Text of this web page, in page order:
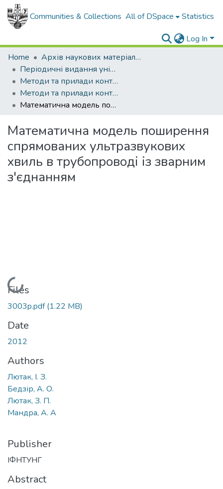
Communities & Collections All of DSpace Statistics
Log In
Home
Архів наукових матеріалів
Періодичні видання університету
Методи та прилади контролю якості
Методи та прилади контролю якості - 2012 - № 28
Математична модель поширення спрямованих ультразвукових хвиль в трубопроводі із зварним з'єднанням
Математична модель поширення
спрямованих ультразвукових
хвиль в трубопроводі із зварним
з'єднанням
Loading...
Files
3003p.pdf(1.22 MB)
Date
2012
Authors
Лютак, І. З.
Бедзір, А. О.
Лютак, З. П.
Мандра, А. А
Publisher
ІФНТУНГ
Abstract